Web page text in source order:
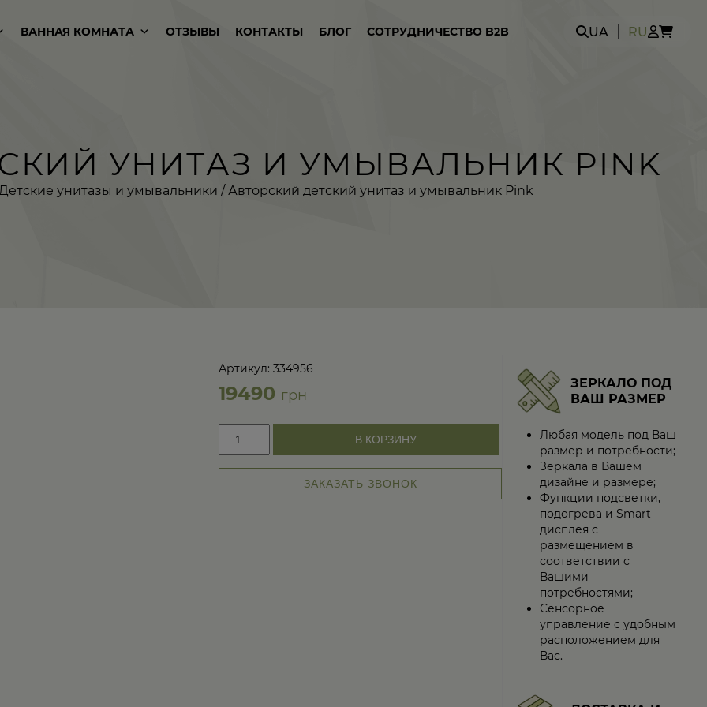
ВАННАЯ КОМНАТА ОТЗЫВЫ КОНТАКТЫ БЛОГ СОТРУДНИЧЕСТВО B2Bfor:
UA RU
УНИТАЗ И УМЫВАЛЬНИК PINK
унитазы и умывальники / Авторский детский унитаз и умывальник Pink
Артикул: 334956
19490 грн
товара
Авторский
В КОРЗИНУ
ЗАКАЗАТЬ ЗВОНОК
ЗЕРКАЛО ПОД
ВАШ РАЗМЕР
Любая модель под Ваш
размер и потребности;
Зеркала в Вашем
дизайне и размере;
Функции подсветки,
подогрева и Smart
дисплея с
размещением в
соответствии с
Вашими
потребностями;
Сенсорное
управление с удобным
расположением для
Вас.